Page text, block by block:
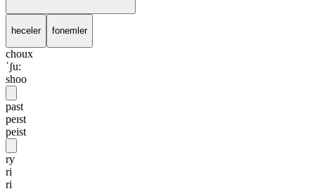
heceler fonemler
choux
ˈʃu:
shoo
past
peɪst
peist
ry
ri
ri